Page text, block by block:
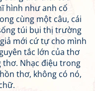
hình như anh cố
cùng một câu, cái
túi bụi thị trường
mới cứ tự cho mình
tắc lớn của thơ
Nhạc điệu trong
thơ, không có nó,